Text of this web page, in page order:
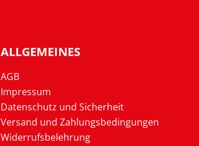
ALLGEMEINES
AGB
Impressum
Datenschutz und Sicherheit
Versand und Zahlungsbedingungen
Widerrufsbelehrung